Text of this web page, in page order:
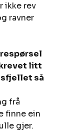
ikke rev
ravner
litt
så
frå
finne ein
gjer.